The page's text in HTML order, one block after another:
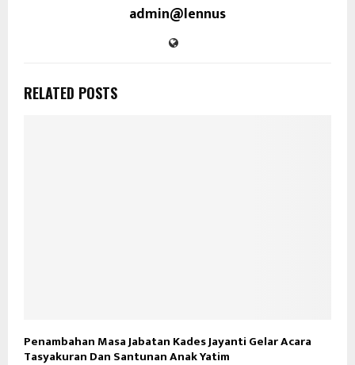
admin@lennus
RELATED POSTS
Penambahan Masa Jabatan Kades Jayanti Gelar Acara
Tasyakuran Dan Santunan Anak Yatim